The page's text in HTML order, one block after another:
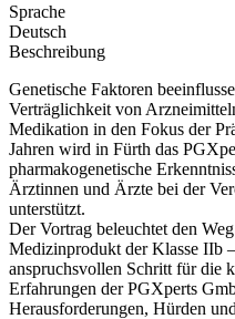
Sprache
Deutsch
Beschreibung
Genetische Faktoren
Verträglichkeit von
Medikation in den Fokus der
Jahren wird in Fürth das
pharmakogenetische
Ärztinnen und Ärzte bei der
unterstützt.
Der Vortrag beleuchtet den
Medizinprodukt der Klasse IIb
anspruchsvollen Schritt für die
Erfahrungen der PGXperts
Herausforderungen, Hürden